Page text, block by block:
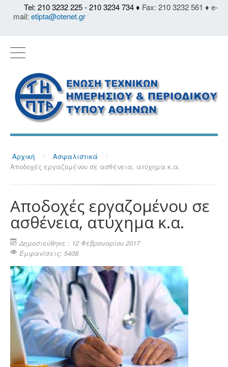
Tel: 210 3232 225 - 210 3234 734 ♦ Fax: 210 3232 561 ♦ e-
mail: etipta@otenet.gr
Αρχική / Ασφαλιστικά
/
Αποδοχές εργαζομένου σε ασθένεια, ατύχημα κ.α.
Αποδοχές εργαζομένου σε
ασθένεια, ατύχημα κ.α.
Δημοσιεύθηκε : 12 Φεβρουαρίου 2017
Εμφανίσεις: 5408